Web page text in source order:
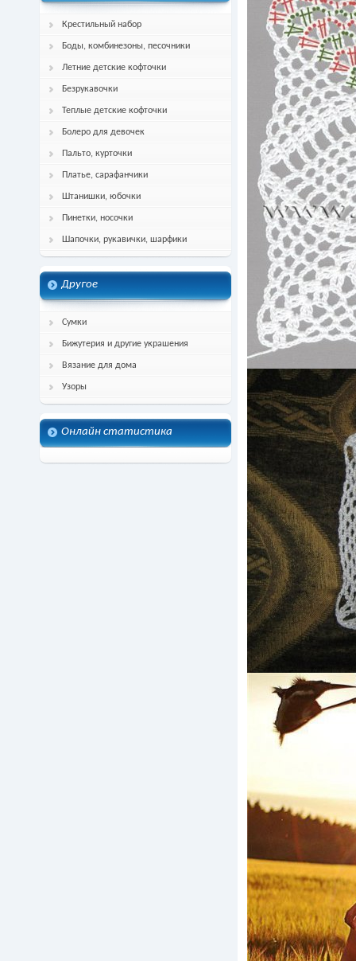
Крестильный набор
Боды, комбинезоны, песочники
Летние детские кофточки
Безрукавочки
Теплые детские кофточки
Болеро для девочек
Пальто, курточки
Платье, сарафанчики
Штанишки, юбочки
Пинетки, носочки
Шапочки, рукавички, шарфики
Другое
Сумки
Бижутерия и другие украшения
Вязание для дома
Узоры
Онлайн статистика